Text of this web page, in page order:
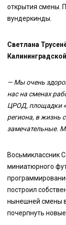
открытия смены.
вундеркинды.
Светлана
— Мы очень
нас на сменах
ЦРОД, площадки
региона, в жизнь
замечательные.
Восьмиклассник
миниатюрного
построил
нынешней смены
почерпнуть новые